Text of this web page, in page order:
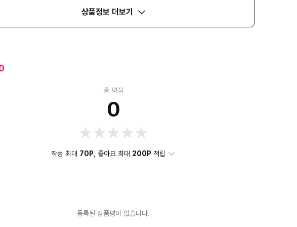
상품정보 더보기
총 평점
0
작성 최대 70P , 좋아요 최대 200P 적립
등록된 상품평이 없습니다.